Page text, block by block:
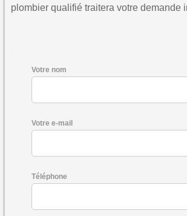
plombier qualifié traitera votre demande
Votre nom
Votre e-mail
Téléphone